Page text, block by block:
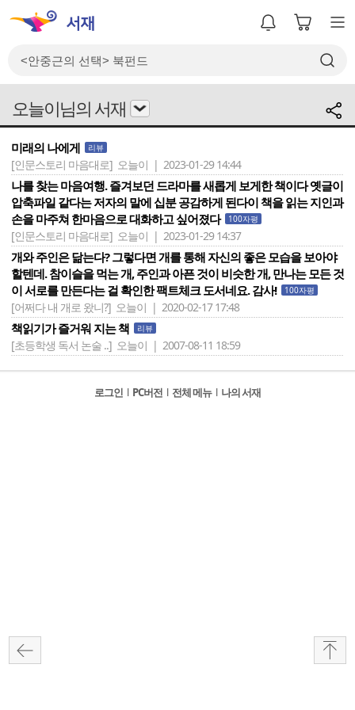
오늘이님의 서재
미래의 나에게 리뷰
[인문스토리 마음대로] 오늘이 | 2023-01-29 14:44
나를 찾는 마음여행. 즐겨보던 드라마를 새롭게 보게한 책이다 옛글이
압축파일 같다는 저자의 말에 십분 공감하게 된다이 책을 읽는 지인과
손을 마주쳐 한마음으로 대화하고 싶어졌다
100자평
[인문스토리 마음대로] 오늘이 | 2023-01-29 14:37
개와 주인은 닮는다? 그렇다면 개를 통해 자신의 좋은 모습을 보아야
할텐데. 참이슬을 먹는 개, 주인과 아픈 것이 비슷한 개, 만나는 모든 것
이 서로를 만든다는 걸 확인한 팩트체크 도서네요. 감사!
100자평
[어쩌다 내 개로 왔니?] 오늘이 | 2020-02-17 17:48
책읽기가 즐거워 지는 책 리뷰
[초등학생 독서 논술 ..] 오늘이 | 2007-08-11 18:59
로그인 l PC버전 l 전체 메뉴 l 나의 서재